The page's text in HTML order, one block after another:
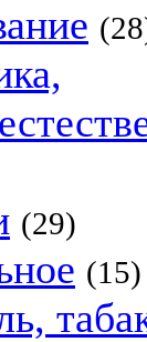
(29)
(15)